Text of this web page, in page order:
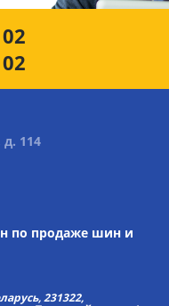
114
по продаже шин и
231322,